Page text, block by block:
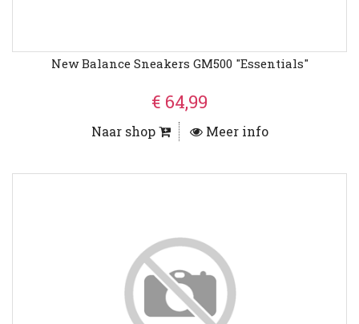
New Balance Sneakers GM500 "Essentials"
€ 64,99
Naar shop Meer info